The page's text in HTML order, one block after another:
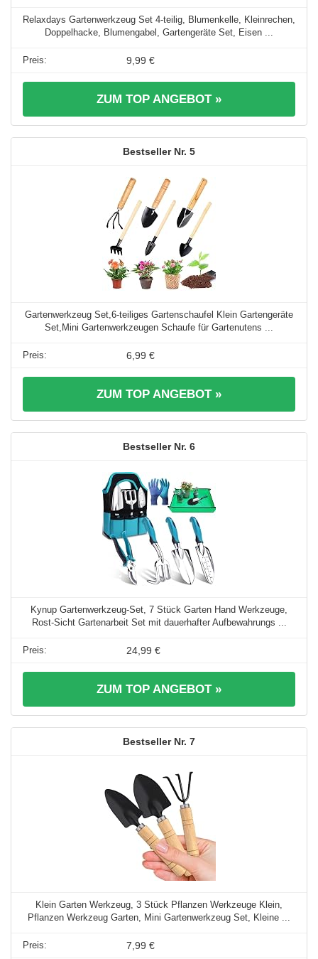
Relaxdays Gartenwerkzeug Set 4-teilig, Blumenkelle, Kleinrechen,
Doppelhacke, Blumengabel, Gartengeräte Set, Eisen ...
9,99 €
ZUM TOP ANGEBOT »
5
Gartenwerkzeug Set,6-teiliges Gartenschaufel Klein Gartengeräte
Set,Mini Gartenwerkzeugen Schaufe für Gartenutens ...
6,99 €
ZUM TOP ANGEBOT »
6
Kynup Gartenwerkzeug-Set, 7 Stück Garten Hand Werkzeuge,
Rost-Sicht Gartenarbeit Set mit dauerhafter Aufbewahrungs ...
24,99 €
ZUM TOP ANGEBOT »
7
Klein Garten Werkzeug, 3 Stück Pflanzen Werkzeuge Klein,
Pflanzen Werkzeug Garten, Mini Gartenwerkzeug Set, Kleine ...
7,99 €